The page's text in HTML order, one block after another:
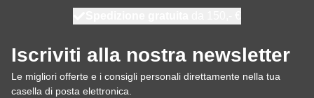
Iscriviti alla nostra newsletter
Le migliori offerte e i consigli personali direttamente nella tua
casella di posta elettronica.